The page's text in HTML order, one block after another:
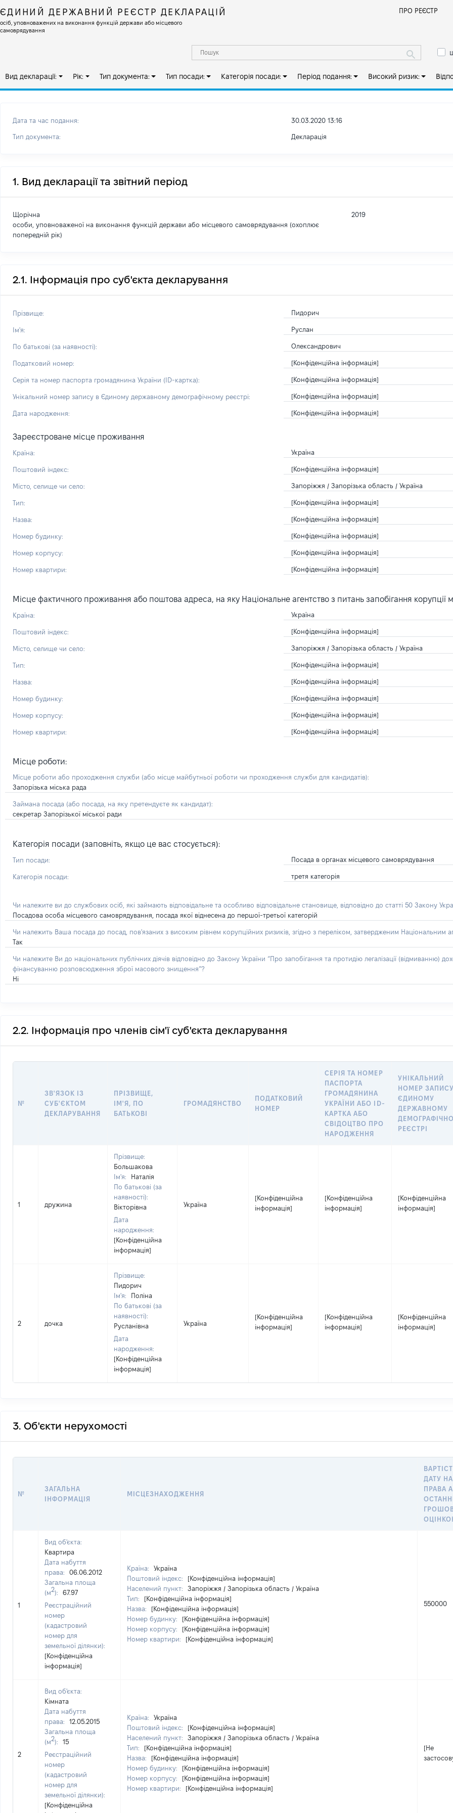
ЄДИНИЙ ДЕРЖАВНИЙ РЕЄСТР ДЕКЛАРАЦІЙ
осіб, уповноважених на виконання функцій держави або місцевого
самоврядування
ПРО РЕЄСТР
Вид декларації: Рік: Тип документа: Тип посади: Категорія посади: Період подання: Високий ризик:
Дата та час подання: 30.03.2020 13:16
Тип документа: Декларація
1. Вид декларації та звітний період
Щорічна
особи, уповноваженої на виконання функцій держави або місцевого самоврядування (охоплює
попередній рік)
2019
2.1. Інформація про суб'єкта декларування
Прізвище: Пидорич
Ім'я: Руслан
По батькові (за наявності): Олександрович
Податковий номер: [Конфіденційна інформація]
Серія та номер паспорта громадянина України (ID-картка): [Конфіденційна інформація]
Унікальний номер запису в Єдиному державному демографічному реєстрі: [Конфіденційна інформація]
Дата народження: [Конфіденційна інформація]
Зареєстроване місце проживання
Країна: Україна
Поштовий індекс: [Конфіденційна інформація]
Місто, селище чи село: Запоріжжя / Запорізька область / Україна
Тип: [Конфіденційна інформація]
Назва: [Конфіденційна інформація]
Номер будинку: [Конфіденційна інформація]
Номер корпусу: [Конфіденційна інформація]
Номер квартири: [Конфіденційна інформація]
Місце фактичного проживання або поштова адреса, на яку Національне агентство з питань запобігання
Країна: Україна
Поштовий індекс: [Конфіденційна інформація]
Місто, селище чи село: Запоріжжя / Запорізька область / Україна
Тип: [Конфіденційна інформація]
Назва: [Конфіденційна інформація]
Номер будинку: [Конфіденційна інформація]
Номер корпусу: [Конфіденційна інформація]
Номер квартири: [Конфіденційна інформація]
Місце роботи:
Місце роботи або проходження служби (або місце майбутньої роботи чи проходження служби для кандидатів):
Запорізька міська рада
Займана посада (або посада, на яку претендуєте як кандидат):
секретар Запорізької міської ради
Категорія посади (заповніть, якщо це вас стосується):
Тип посади: Посада в органах місцевого самоврядування
Категорія посади: третя категорія
Чи належите ви до службових осіб, які займають відповідальне та особливо відповідальне становище, відповідно до статті 50 Закону
Посадова особа місцевого самоврядування, посада якої віднесена до першої-третьої категорій
Чи належить Ваша посада до посад, пов'язаних з високим рівнем корупційних ризиків, згідно з переліком, затвердженим Національним
Так
Чи належите Ви до національних публічних діячів відповідно до Закону України “Про запобігання та протидію легалізації
фінансуванню розповсюдження зброї масового знищення”?
Ні
2.2. Інформація про членів сім'ї суб'єкта декларування
№
ЗВ'ЯЗОК ІЗ
СУБ'ЄКТОМ
ДЕКЛАРУВАННЯ
ПРІЗВИЩЕ,
ІМ'Я, ПО
БАТЬКОВІ
ГРОМАДЯНСТВО
ПОДАТКОВИЙ
НОМЕР
СЕРІЯ ТА НОМЕР
ПАСПОРТА
ГРОМАДЯНИНА
УКРАЇНИ АБО ID-
КАРТКА АБО
СВІДОЦТВО ПРО
НАРОДЖЕННЯ
УНІКАЛЬНИЙ
НОМЕР
ЄДИНОМУ
ДЕРЖАВНОМУ
РЕЄСТРІ
1 дружина
Прізвище:
Большакова
Ім'я:
Наталія
По батькові (за
наявності):
Вікторівна
Дата
народження:
[Конфіденційна
інформація]
Україна
[Конфіденційна
інформація]
[Конфіденційна
інформація]
[Конфіденційна
інформація]
2 дочка
Прізвище:
Пидорич
Ім'я:
Поліна
По батькові (за
наявності):
Русланівна
Дата
народження:
[Конфіденційна
інформація]
Україна
[Конфіденційна
інформація]
[Конфіденційна
інформація]
[Конфіденційна
інформація]
3. Об'єкти нерухомості
№
ЗАГАЛЬНА
ІНФОРМАЦІЯ
МІСЦЕЗНАХОДЖЕННЯ
ДАТУ
ПРАВА
1
Вид об'єкта:
Квартира
Дата набуття
права:
06.06.2012
Загальна площа
(м2):
67.97
Реєстраційний
номер
(кадастровий
номер для
земельної ділянки):
[Конфіденційна
інформація]
Країна:
Україна
Поштовий індекс:
[Конфіденційна інформація]
Населений пункт:
Запоріжжя / Запорізька область / Україна
Тип:
[Конфіденційна інформація]
Назва:
[Конфіденційна інформація]
Номер будинку:
[Конфіденційна інформація]
Номер корпусу:
[Конфіденційна інформація]
Номер квартири:
[Конфіденційна інформація]
550000
2
Вид об'єкта:
Кімната
Дата набуття
права:
12.05.2015
Загальна площа
(м2):
15
Реєстраційний
номер
(кадастровий
номер для
земельної ділянки):
[Конфіденційна
Країна:
Україна
Поштовий індекс:
[Конфіденційна інформація]
Населений пункт:
Запоріжжя / Запорізька область / Україна
Тип:
[Конфіденційна інформація]
Назва:
[Конфіденційна інформація]
Номер будинку:
[Конфіденційна інформація]
Номер корпусу:
[Конфіденційна інформація]
Номер квартири:
[Конфіденційна інформація]
[Не